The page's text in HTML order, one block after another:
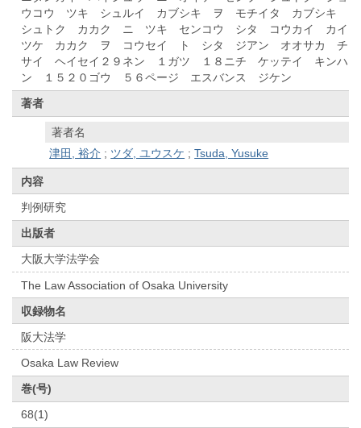
ウコウ ツキ シュルイ カブシキ ヲ モチイタ カブシキ
シュトク カカク ニ ツキ センコウ シタ コウカイ カイ
ツケ カカク ヲ コウセイ ト シタ ジアン オオサカ チ
サイ ヘイセイ２９ネン １ガツ １８ニチ ケッテイ キンハ
ン １５２０ゴウ ５６ページ エスバンス ジケン
著者
著者名
津田, 裕介 ; ツダ, ユウスケ ;Tsuda, Yusuke
内容
判例研究
出版者
大阪大学法学会
The Law Association of Osaka University
収録物名
阪大法学
Osaka Law Review
巻(号)
68(1)